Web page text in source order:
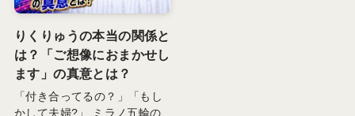
りくりゅうの本当の関係と
は？「ご想像におまかせし
ます」の真意とは？
「付き合ってるの？」「もし
かして夫婦?」 ミラノ五輪の